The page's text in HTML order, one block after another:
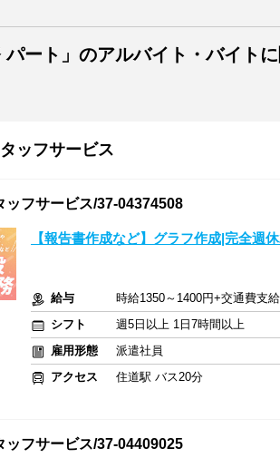
パート」のアルバイト・バイト
ッフサービス
ッフサービス/37-04374508
【報告書作成など】グラフ作成|完全週
給与
時給1350～1400円+交通費支給
シフト
週5日以上 1日7時間以上
雇用形態
派遣社員
アクセス
住道駅 バス20分
ッフサービス/37-04409025